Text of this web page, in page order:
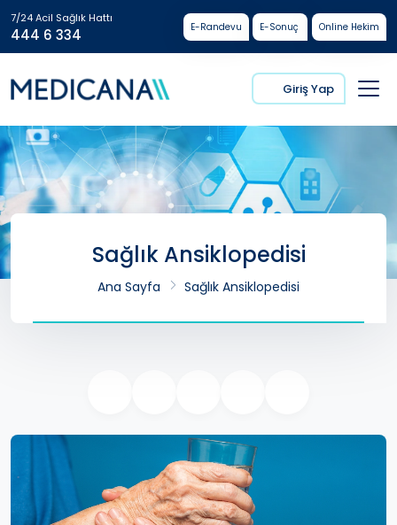
7/24 Acil Sağlık Hattı
444 6 334 E-Randevu E-Sonuç Online Hekim
Giriş Yap
Sağlık Ansiklopedisi
Ana Sayfa Sağlık Ansiklopedisi